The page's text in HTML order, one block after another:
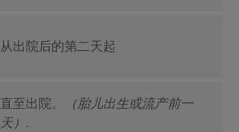
从出院后的第二天起
直至出院。
（胎儿出生或流产前一
天） .